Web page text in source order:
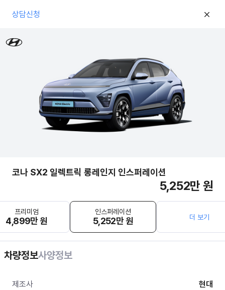
상담신청
코나 SX2 일렉트릭 롱레인지 인스퍼레이션
5,252만 원
프리미엄
4,899만 원
인스퍼레이션
5,252만 원 더 보기
차량정보사양정보
제조사 현대